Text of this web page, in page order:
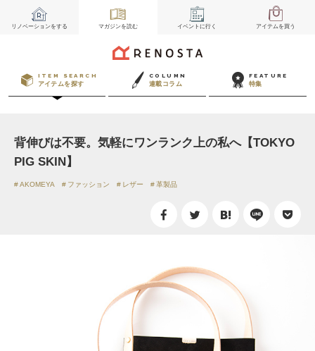
リノベーションをする マガジンを読む イベント に行く アイテムを買う
ITEM SEARCH
アイテムを探す
COLUMN
連載コラム
FEATURE
特集
背伸びは不要。気軽にワンランク上の私へ【TOKYO
PIG SKIN】
AKOMEYA ファッション レザー 革製品